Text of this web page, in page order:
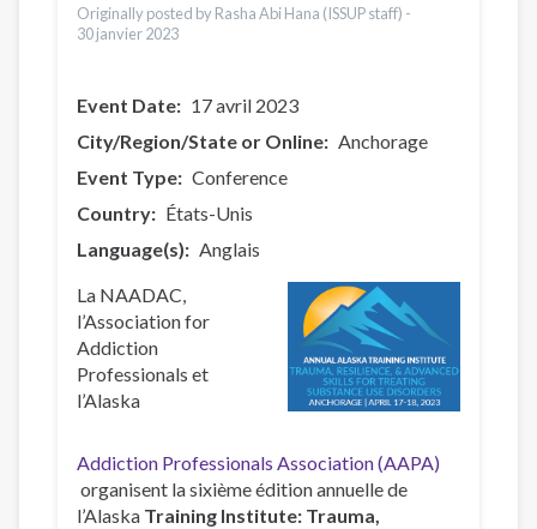
Originally posted by Rasha Abi Hana (ISSUP staff) -
30 janvier 2023
Event Date
17 avril 2023
City/Region/State or Online
Anchorage
Event Type
Conference
Country
États-Unis
Language(s)
Anglais
La NAADAC,
l’Association for
Addiction
Professionals et
l’Alaska
Addiction Professionals Association (AAPA)
organisent la sixième édition annuelle de
l’Alaska Training Institute: Trauma,